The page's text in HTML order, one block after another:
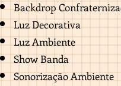
Backdrop
Luz Decorativa
Luz Ambiente
Show Banda
Sonorização Ambiente